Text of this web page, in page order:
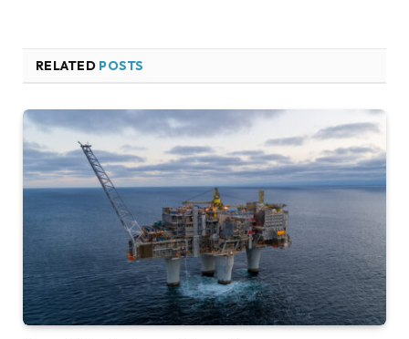
RELATED POSTS